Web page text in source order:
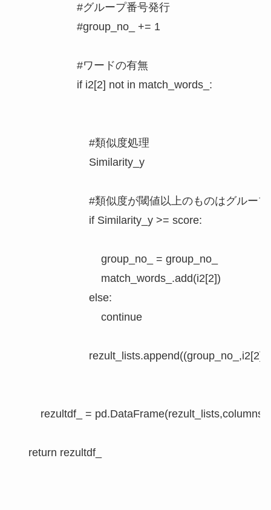
                    #グループ番号発行
                    #group_no_ += 1
                    #ワードの有無
                    if i2[2] not in match_words_:
                        #類似度処理
                        Similarity_y
#類似度が閾値以上のものはグル
                        if Similarity_y >= score:
                            group_no_ = group_no_
                            match_words_.add(i2[2])
                        else:
                            continue
rezultdf_ =
    return rezultdf_